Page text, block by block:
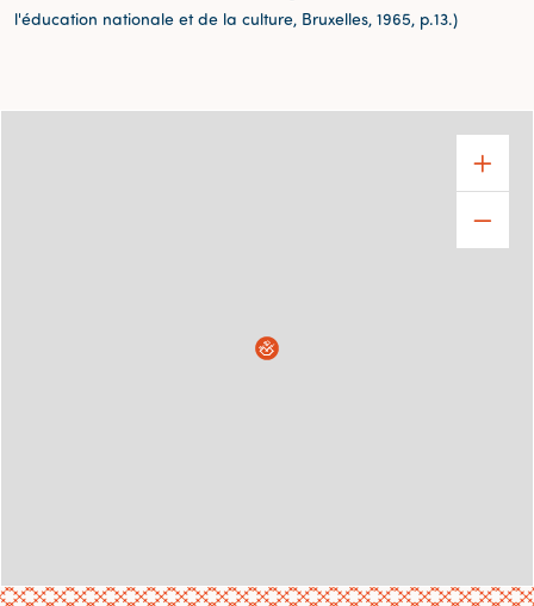
l'éducation nationale et de la culture, Bruxelles, 1965, p.13.)